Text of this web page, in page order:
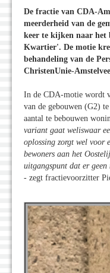
De fractie van CDA-
meerderheid van de
keer te kijken naar het
Kwartier'. De motie
behandeling van de
ChristenUnie-
In de CDA-motie wordt
van de gebouwen (G2)
aantal te bebouwen
variant gaat weliswaar
oplossing zorgt wel voor
bewoners aan het
uitgangspunt dat er
- zegt fractievoorzitter